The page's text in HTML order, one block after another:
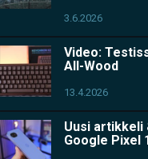
3.6.2026
Video:
All-Wood
13.4.2026
Uusi artikkeli
Google Pixel